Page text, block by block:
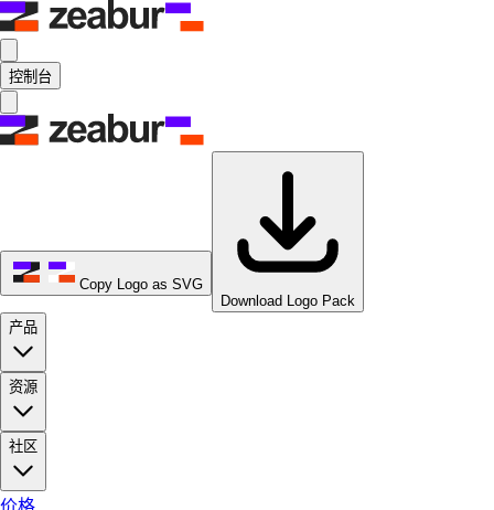
控制台
Copy Logo as SVG
Download Logo Pack
产品
资源
社区